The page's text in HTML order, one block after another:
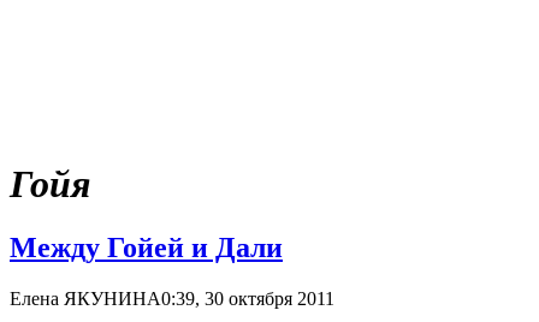
Гойя
Между Гойей и Дали
Елена ЯКУНИНА0:39, 30 октября 2011